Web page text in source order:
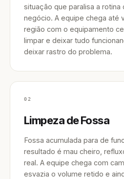
situação que paralisa a rotina
negócio. A equipe chega até
região com o equipamento
limpar e deixar tudo
deixar rastro do problema.
02
Limpeza de Fossa
Fossa acumulada para de
resultado é mau cheiro,
real. A equipe chega com
esvazia o volume retido e